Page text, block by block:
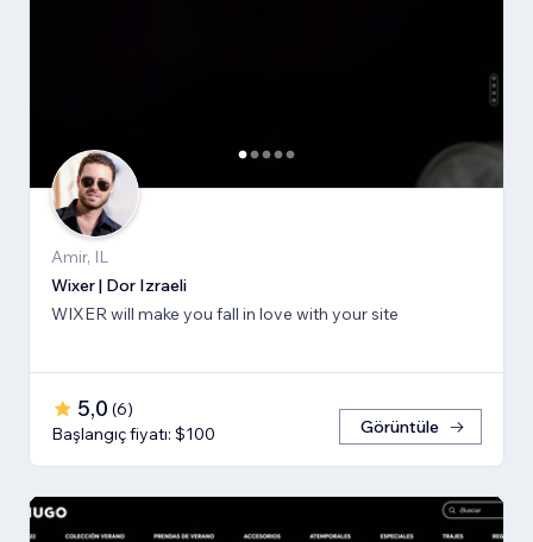
Amir, IL
Wixer | Dor Izraeli
WIXER will make you fall in love with your site
5,0 (6)
Başlangıç fiyatı: $100
Görüntüle